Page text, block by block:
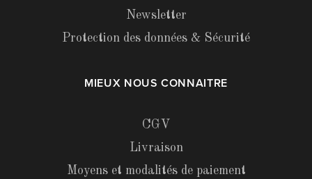
Newsletter
Protection des données & Sécurité
MIEUX NOUS CONNAITRE
CGV
Livraison
Moyens et modalités de paiement